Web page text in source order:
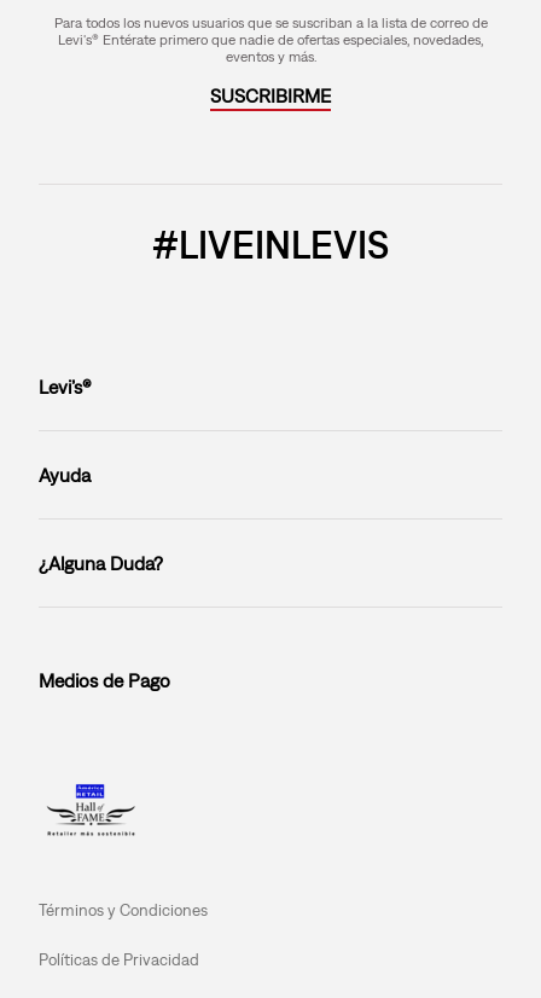
Para todos los nuevos usuarios que se suscriban a la lista de correo de
Levi's® Entérate primero que nadie de ofertas especiales, novedades,
eventos y más.
SUSCRIBIRME
#LIVEINLEVIS
Levi’s®
Ayuda
¿Alguna Duda?
Medios de Pago
Términos y Condiciones
Políticas de Privacidad